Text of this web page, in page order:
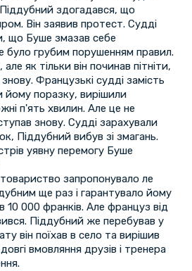
здогадався, що
Він заявив протест. Судді
що Буше змазав себе
було грубим порушенням правил.
як тільки він починав пітніти,
знову. Французькі судді замість
йому поразку, вирішили
п'ять хвилин. Але це не
знову. Судді зарахували
Піддубний вибув зі змагань.
уявну перемогу Буше
запропонувало ле
ще раз і гарантувало йому
10 000 франків. Але француз від
Піддубний же перебував у
він поїхав в село та вирішив
вмовляння друзів і тренера